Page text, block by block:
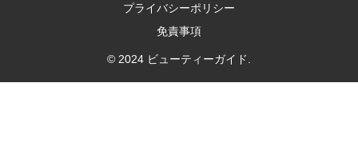
プライバシーポリシー
免責事項
© 2024 ビューティーガイド.